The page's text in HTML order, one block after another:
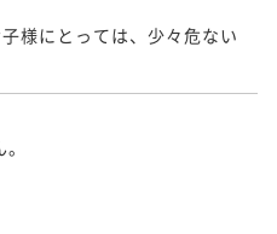
様にとっては、少々危ない